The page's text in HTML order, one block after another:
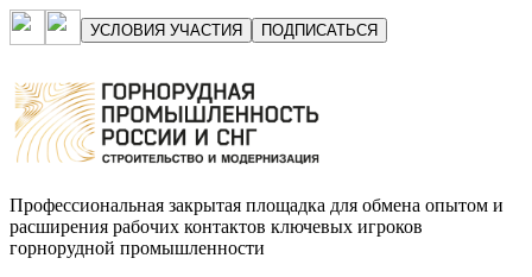
УСЛОВИЯ УЧАСТИЯ ПОДПИСАТЬСЯ
Профессиональная закрытая площадка для обмена опытом и
расширения рабочих контактов ключевых игроков
горнорудной промышленности